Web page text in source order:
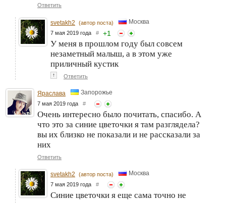
Ответить
svetakh2 (автор поста) Москва
7 мая 2019 года # +1
У меня в прошлом году был совсем
незаметный малыш, а в этом уже
приличный кустик
↑ Ответить
Яраслава Запорожье
7 мая 2019 года #
Очень интересно было почитать, спасибо. А
что это за синие цветочки я там разглядела?
вы их близко не показали и не рассказали за
них
Ответить
svetakh2 (автор поста) Москва
7 мая 2019 года #
Синие цветочки я еще сама точно не